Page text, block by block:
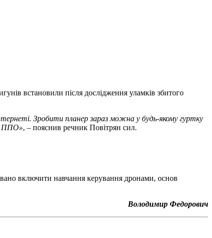
встановили після дослідження уламків збитого
Зробити планер зараз можна у будь-якому гуртку
ППО», – пояснив речник Повітрян сил.
включити навчання керування дронами, основ
Володимир Федорович